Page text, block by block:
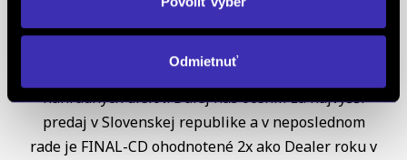
Odmietnuť
nárast predaja a trhového podielu v Českej a
objednávok, najvyšší nárast celkových predajov
náhradných dielov. Ďalej nás ocenili za najvyšší
predaj v Slovenskej republike a v neposlednom
rade je FINAL-CD ohodnotené 2x ako Dealer roku v